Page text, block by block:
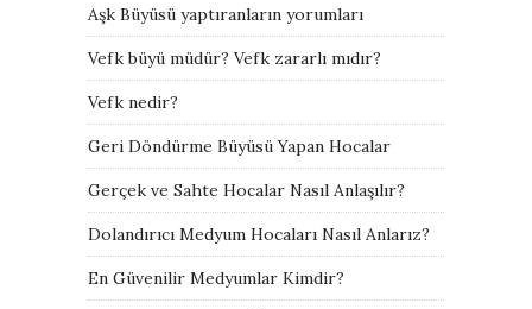
Aşk Büyüsü yaptıranların yorumları
Vefk büyü müdür? Vefk zararlı mıdır?
Vefk nedir?
Geri Döndürme Büyüsü Yapan Hocalar
Gerçek ve Sahte Hocalar Nasıl Anlaşılır?
Dolandırıcı Medyum Hocaları Nasıl Anlarız?
En Güvenilir Medyumlar Kimdir?